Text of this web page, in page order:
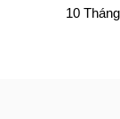
10